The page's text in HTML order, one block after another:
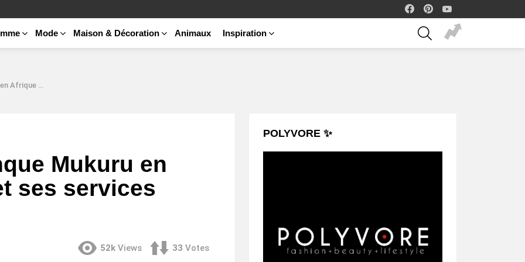
facebook
Mode Maison & Décoration Animaux Inspiration
SEARCH
financiers ?
Mukuru en
ses services
52k Views 33 Votes
POLYVORE ✨